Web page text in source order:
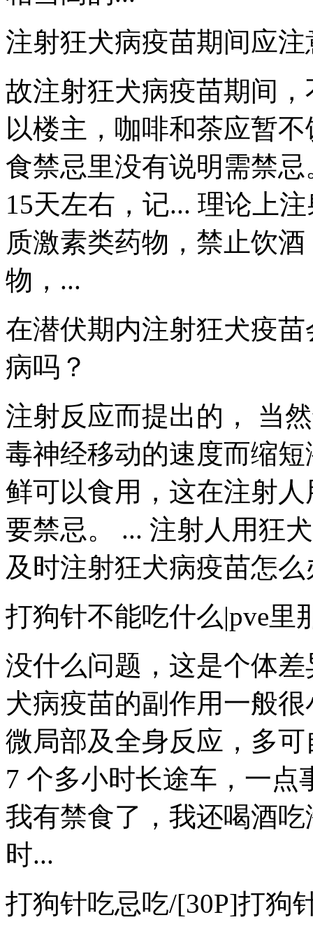
注射狂犬病疫苗期间应
故注射狂犬病疫苗期间
以楼主，咖啡和茶应暂
食禁忌里没有说明需禁
15天左右，记... 理论上
质激素类药物，禁止饮
物，...
在潜伏期内注射狂犬疫
病吗？
注射反应而提出的， 当
毒神经移动的速度而缩
鲜可以食用，这在注射
要禁忌。 ... 注射人用狂
及时注射狂犬病疫苗怎
打狗针不能吃什么|pve里
没什么问题，这是个体
犬病疫苗的副作用一般
微局部及全身反应，多
7 个多小时长途车，一
我有禁食了，我还喝酒
时...
打狗针吃忌吃/[30P]打狗